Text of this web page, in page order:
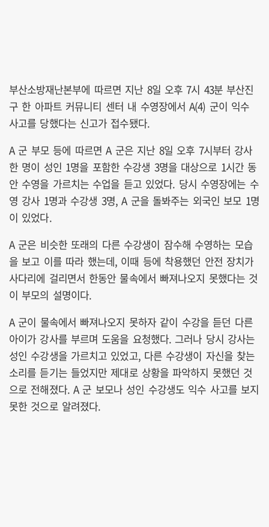
부산소방재난본부에 따르면 지난 8일 오후 7시 43분 부산진
구 한 아파트 커뮤니티 센터 내 수영장에서 A(4) 군이 익수
사고를 당했다는 신고가 접수됐다.
A 군 부모 등에 따르면 A 군은 지난 8일 오후 7시부터 강사
한 명이 성인 1명을 포함한 수강생 3명을 대상으로 1시간 동
안 수영을 가르치는 수업을 듣고 있었다. 당시 수영장에는 수
영 강사 1명과 수강생 3명, A 군을 돌봐주는 외국인 보모 1명
이 있었다.
A 군은 비슷한 또래의 다른 수강생이 잠수해 수영하는 모습
을 보고 이를 따라 했는데, 이때 등에 착용했던 안전 장치가
사다리에 걸리면서 한동안 물속에서 빠져나오지 못했다는 것
이 부모의 설명이다.
A 군이 물속에서 빠져나오지 못하자 같이 수강을 듣던 다른
아이가 강사를 부르며 도움을 요청했다. 그러나 당시 강사는
성인 수강생을 가르치고 있었고, 다른 수강생이 자신을 찾는
소리를 듣기는 들었지만 제대로 상황을 파악하지 못했던 것
으로 전해졌다. A 군 보모나 성인 수강생도 익수 사고를 보지
못한 것으로 알려졌다.